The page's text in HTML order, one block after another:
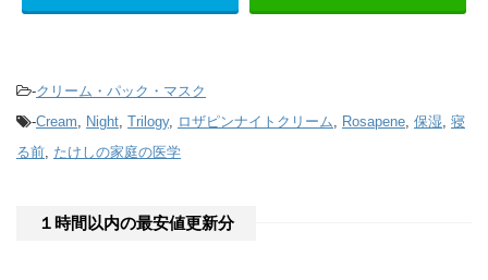
-クリーム・パック・マスク
-Cream, Night, Trilogy, ロザピンナイトクリーム, Rosapene, 保湿, 寝
る前, たけしの家庭の医学
１時間以内の最安値更新分